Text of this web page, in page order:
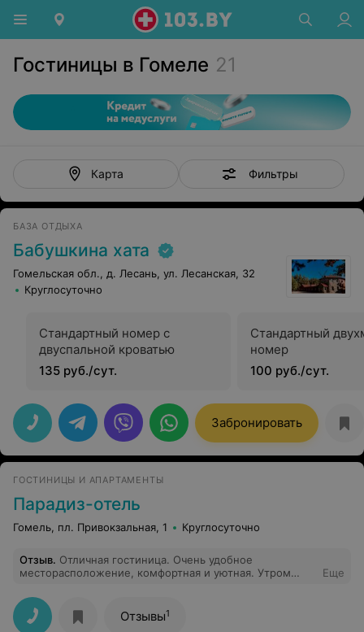
Гостиницы в Гомеле 21
Карта Фильтры
БАЗА ОТДЫХА
Бабушкина хата
Гомельская обл., д. Лесань, ул. Лесанская, 32
Круглосуточно
Стандартный номер с
двуспальной кроватью
135 руб./сут.
Стандартный
номер
100 руб./сут.
Забронировать
ГОСТИНИЦЫ И АПАРТАМЕНТЫ
Парадиз-отель
Гомель, пл. Привокзальная, 1 Круглосуточно
Отзыв. Отличная гостиница. Очень удобное
месторасположение, комфортная и уютная. Утром
Интернет. Рекомендую!
Еще
Отзывы1